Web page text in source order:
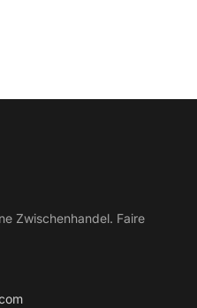
Zwischenhandel. Faire